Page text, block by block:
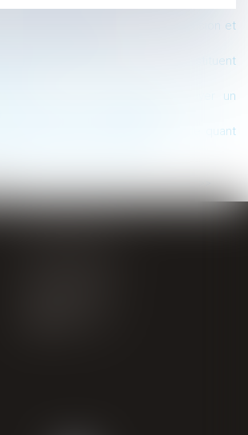
visant à simplifier la sortie de l’indivision et
vacantes
aux propriétaires différents ne constituent
être condamnées à payer un
que la dette garantie
de conseil ou de mise en garde quant
en cryptoactifs
2 3 4 5 6 7 ... > >>